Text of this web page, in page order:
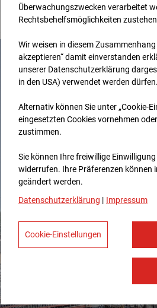
Zur Übersicht
Überwachungszwecken verarbeitet
Rechtsbehelfsmöglichkeiten
Wir weisen in diesem
akzeptieren“ damit ein­ver­standen
unserer Datenschutzerklärung
in den USA) verwendet werden dürfen.
Alternativ können Sie unter „Cookie-
eingesetzten Cookies vornehmen
zustimmen.
Sie können Ihre freiwillige
widerrufen. Ihre Prä­fe­renzen können
geändert werden.
Datenschutzerklärung | Impressum
Cookie-Einstellungen